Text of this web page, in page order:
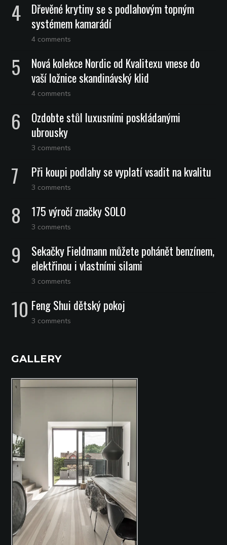
Dřevěné krytiny se s podlahovým topným
systémem kamarádí
4 comments
Nová kolekce Nordic od Kvalitexu vnese do
vaší ložnice skandinávský klid
4 comments
Ozdobte stůl luxusními poskládanými
ubrousky
3 comments
Při koupi podlahy se vyplatí vsadit na kvalitu
3 comments
175 výročí značky SOLO
3 comments
Sekačky Fieldmann můžete pohánět benzínem,
elektřinou i vlastními silami
3 comments
Feng Shui dětský pokoj
3 comments
GALLERY